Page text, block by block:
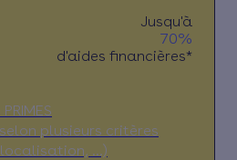
Jusqu'à
70%
d'aides financières*
plusieurs critères
…)